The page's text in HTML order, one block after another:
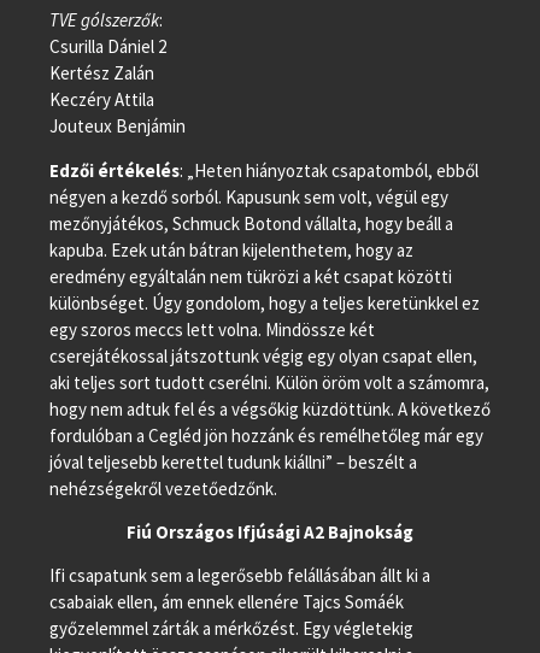
TVE gólszerzők:
Csurilla Dániel 2
Kertész Zalán
Keczéry Attila
Jouteux Benjámin
Edzői értékelés: „Heten hiányoztak csapatomból, ebből
négyen a kezdő sorból. Kapusunk sem volt, végül egy
mezőnyjátékos, Schmuck Botond vállalta, hogy beáll a
kapuba. Ezek után bátran kijelenthetem, hogy az
eredmény egyáltalán nem tükrözi a két csapat közötti
különbséget. Úgy gondolom, hogy a teljes keretünkkel ez
egy szoros meccs lett volna. Mindössze két
cserejátékossal játszottunk végig egy olyan csapat ellen,
aki teljes sort tudott cserélni. Külön öröm volt a számomra,
hogy nem adtuk fel és a végsőkig küzdöttünk. A következő
fordulóban a Cegléd jön hozzánk és remélhetőleg már egy
jóval teljesebb kerettel tudunk kiállni” – beszélt a
nehézségekről vezetőedzőnk.
Fiú Országos Ifjúsági A2 Bajnokság
Ifi csapatunk sem a legerősebb felállásában állt ki a
csabaiak ellen, ám ennek ellenére Tajcs Somáék
győzelemmel zárták a mérkőzést. Egy végletekig